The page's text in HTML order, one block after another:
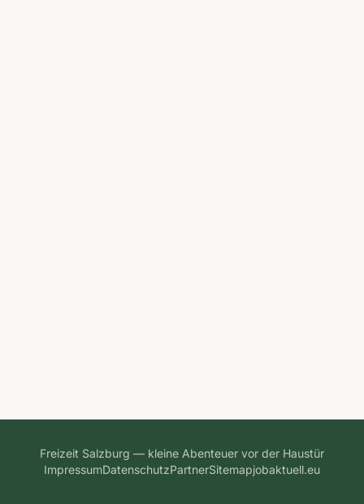
Freizeit Salzburg — kleine Abenteuer vor der Haustür
ImpressumDatenschutzPartnerSitemapjobaktuell.eu